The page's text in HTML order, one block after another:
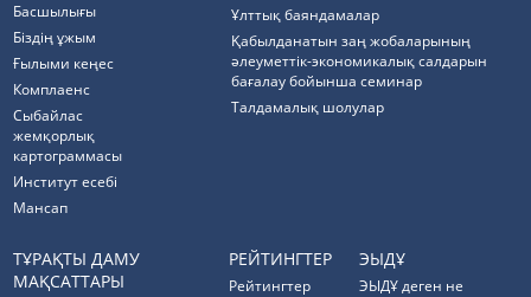
Басшылығы
Біздің ұжым
Ғылыми кеңес
Комплаенс
Cыбайлас
жемқорлық
картограммасы
Институт есебі
Мансап
Ұлттық баяндамалар
Қабылданатын заң жобаларының
әлеуметтік-экономикалық салдарын
бағалау бойынша семинар
Талдамалық шолулар
ТҰРАҚТЫ ДАМУ
МАҚСАТТАРЫ
РЕЙТИНГТЕР
Рейтингтер
ЭЫДҰ
ЭЫДҰ деген не